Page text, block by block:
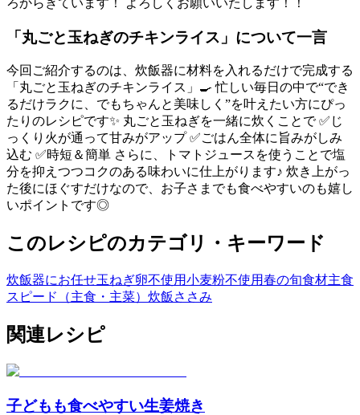
「丸ごと玉ねぎのチキンライス 」について一言
今回ご紹介するのは、炊飯器に材料を入れるだけで完成する
「丸ごと玉ねぎのチキンライス」🍳 忙しい毎日の中で“でき
るだけラクに、でもちゃんと美味しく”を叶えたい方にぴっ
たりのレシピです✨ 丸ごと玉ねぎを一緒に炊くことで ✅じ
っくり火が通って甘みがアップ ✅ごはん全体に旨みがしみ
込む ✅時短＆簡単 さらに、トマトジュースを使うことで塩
分を抑えつつコクのある味わいに仕上がります♪ 炊き上がっ
た後にほぐすだけなので、お子さまでも食べやすいのも嬉し
いポイントです◎
このレシピのカテゴリ・キーワード
炊飯器にお任せ玉ねぎ卵不使用小麦粉不使用春の旬食材主食
スピード（主食・主菜） 炊飯 ささみ
関連レシピ
子どもも食べやすい生姜焼き